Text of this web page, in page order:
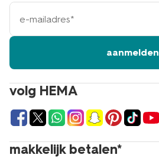
volg HEMA
makkelijk betalen*
e-
mailadres
aanmelden